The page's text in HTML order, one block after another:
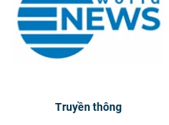
Truyền thông